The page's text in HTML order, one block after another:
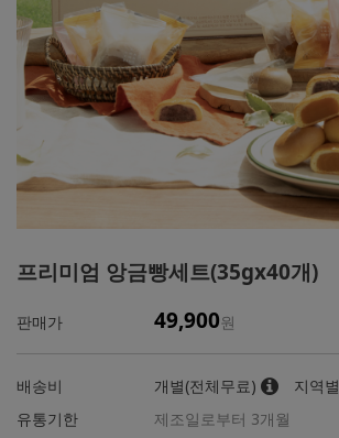
프리미엄 앙금빵세트(35gx40개)
판매가 49,900원
배송비 개별(전체무료)
지역별
유통기한
제조일로부터 3개월